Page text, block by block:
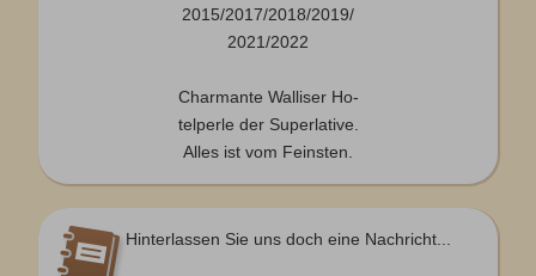
2015/2017/2018/2019/
2021/2022
Charmante Walliser Ho-
telperle der Superlative.
Alles ist vom Feinsten.
Hinterlassen Sie uns doch eine Nachricht...